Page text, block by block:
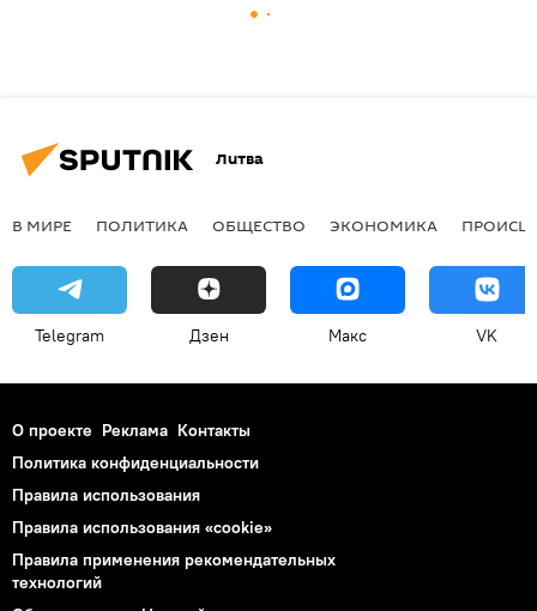
Литва
В МИРЕ ПОЛИТИКА ОБЩЕСТВО ЭКОНОМИКА
Telegram Дзен Макс VK
О проекте Реклама Контакты
Политика конфиденциальности
Правила использования
Правила использования «cookie»
Правила применения рекомендательных
технологий